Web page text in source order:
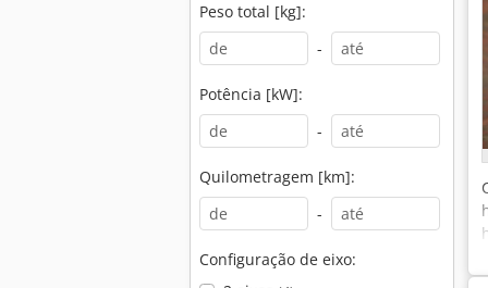
Peso total [kg]:
-
Potência [kW]:
-
Quilometragem [km]:
-
Configuração de eixo: